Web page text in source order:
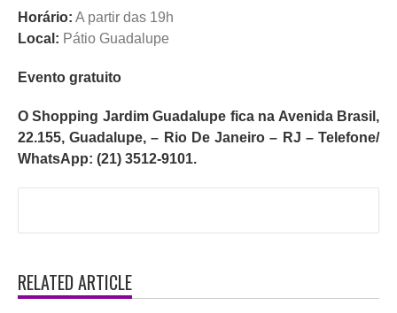
Horário: A partir das 19h
Local: Pátio Guadalupe
Evento gratuito
O Shopping Jardim Guadalupe fica na Avenida Brasil,
22.155, Guadalupe, – Rio De Janeiro – RJ – Telefone/
WhatsApp: (21) 3512-9101.
RELATED ARTICLE